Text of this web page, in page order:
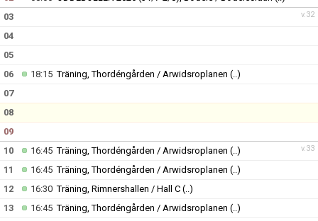
BILDGALLERI
KONTAKT
v.32
03
04
05
06
18:15Träning, Thordéngården / Arwidsroplanen (..)
07
08
09
v.33
10 16:45Träning, Thordéngården / Arwidsroplanen (..)
11
16:45Träning, Thordéngården / Arwidsroplanen (..)
12
16:30Träning, Rimnershallen / Hall C (..)
13
16:45Träning, Thordéngården / Arwidsroplanen (..)